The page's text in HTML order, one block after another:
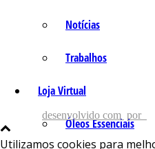
Notícias
Trabalhos
Loja Virtual
Óleos Essenciais
desenvolvido com por
Utilizamos cookies para